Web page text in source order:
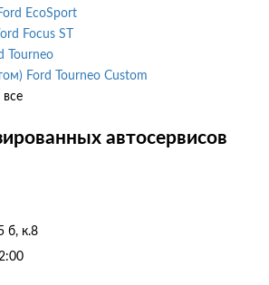
EcoSport
Focus ST
Tourneo
Ford Tourneo Custom
автосервисов
б, к.8